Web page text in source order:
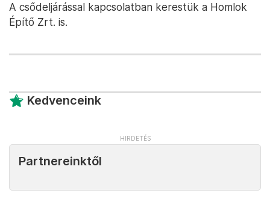
A csődeljárással kapcsolatban kerestük a Homlok
Építő Zrt. is.
Kedvenceink
Partnereinktől